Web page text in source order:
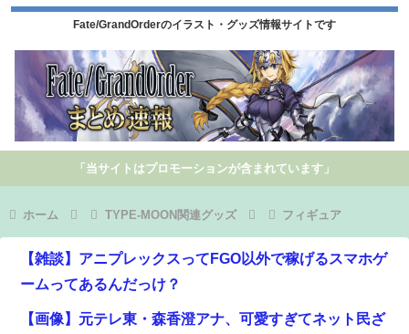
Fate/GrandOrderのイラスト・グッズ情報サイトです
「当サイトはプロモーションが含まれています」
ホーム TYPE-MOON関連グッズ フィギュア
【雑談】アニプレックスってFGO以外で稼げるスマホゲ
ームってあるんだっけ？
【画像】元テレ東・森香澄アナ、可愛すぎてネット民ざ